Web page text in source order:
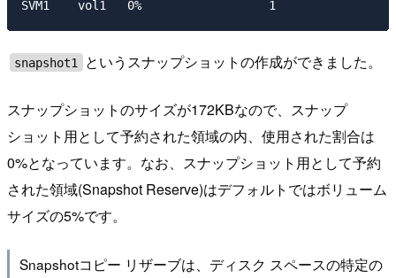
snapshot1 というスナップショットの作成ができました。
スナップショットのサイズが172KBなので、スナップ
ショット用として予約された領域の内、使用された割合は
0%となっています。なお、スナップショット用として予約
された領域(Snapshot Reserve)はデフォルトではボリューム
サイズの5%です。
Snapshotコピー リザーブは、ディスク スペースの特定の